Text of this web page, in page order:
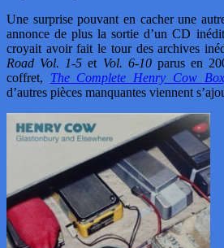
Une surprise pouvant en cacher une
annonce de plus la sortie d’un CD
croyait avoir fait le tour des archives
Road Vol. 1-5 et Vol. 6-10parus en
coffret, The Complete Henry Cow
d’autres pièces manquantes viennent